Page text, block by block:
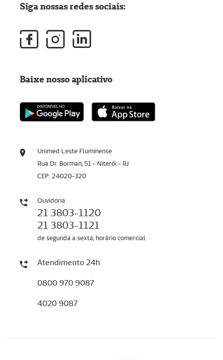
Unimed Leste Fluminense
Rua Dr. Borman, 51 - Niterói - RJ
CEP: 24020-320
Ouvidoria
21 3803-1120
21 3803-1121
de segunda a sexta, horário comercial
Atendimento 24h
0800 970 9087
4020 9087
Siga nossas redes sociais:
Baixe nosso aplicativo